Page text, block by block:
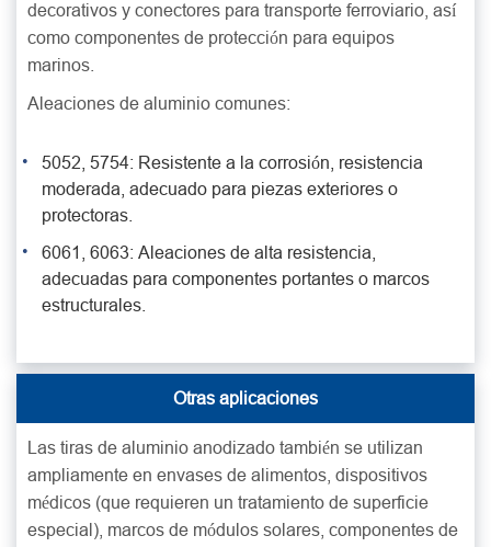
decorativos y conectores para transporte ferroviario, así
como componentes de protección para equipos
marinos.
Aleaciones de aluminio comunes:
5052, 5754: Resistente a la corrosión, resistencia
moderada, adecuado para piezas exteriores o
protectoras.
6061, 6063: Aleaciones de alta resistencia,
adecuadas para componentes portantes o marcos
estructurales.
Otras aplicaciones
Las tiras de aluminio anodizado también se utilizan
ampliamente en envases de alimentos, dispositivos
médicos (que requieren un tratamiento de superficie
especial), marcos de módulos solares, componentes de